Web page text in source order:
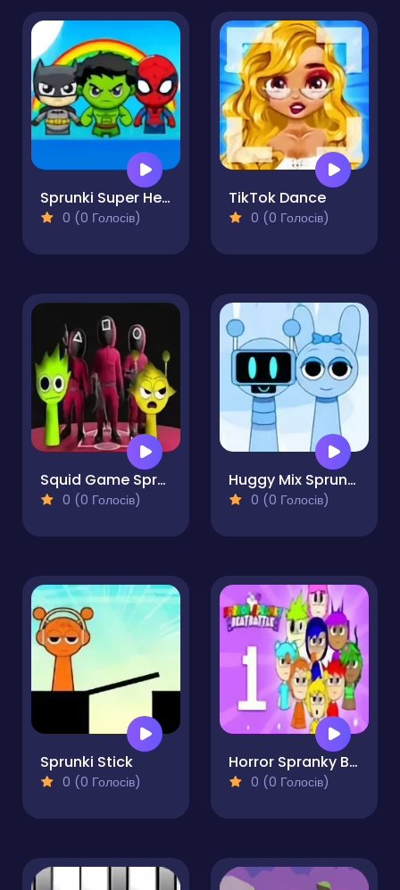
Sprunki Super Hero
0 (0 Голосів)
TikTok Dance
0 (0 Голосів)
Squid Game Sprunki FNF Battle
0 (0 Голосів)
Huggy Mix Sprunki Music Box
0 (0 Голосів)
Sprunki Stick
0 (0 Голосів)
Horror Spranky Beats
0 (0 Голосів)